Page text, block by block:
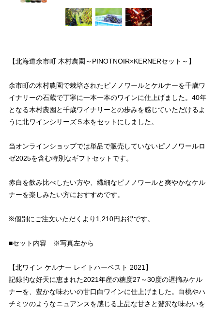
【北海道余市町 木村農園～PINOTNOIR×KERNERセット～】
余市町の木村農園で栽培されたピノノワールとケルナーを千歳ワ
イナリーの石蔵で丁寧に一本一本のワインに仕上げました。40年
となる木村農園と千歳ワイナリーとの歩みを感じていただけるよ
うに北ワインシリーズ５本をセットにしました。
当オンラインショップでは単品で販売していないピノノワールロ
ゼ2025を含む特別なギフトセットです。
赤白を飲み比べしたい方や、繊細なピノノワールと爽やかなケル
ナーを楽しみたい方におすすめです。
※個別にご注文いただくより1,210円お得です。
■セット内容 ※写真左から
【北ワイン ケルナー レイトハーベスト 2021】
記録的な好天に恵まれた2021年産の糖度27～30度の遅摘みケル
ナーを、豊かな味わいの甘口白ワインに仕上げました。白桃やハ
チミツのようなニュアンスを感じる上品な甘さと贅沢な味わいを